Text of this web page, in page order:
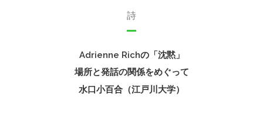
詩
Adrienne Richの「沈黙」
場所と発話の関係をめぐって
水口小百合（江戸川大学）